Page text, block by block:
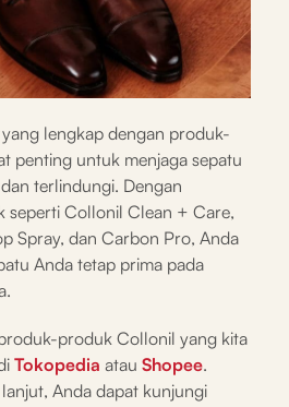
lengkap dengan produk-
penting untuk menjaga sepatu
terlindungi. Dengan
seperti Collonil Clean + Care,
Spray, dan Carbon Pro, Anda
Anda tetap prima pada
produk Collonil yang kita
Tokopedia atau Shopee.
Anda dapat kunjungi